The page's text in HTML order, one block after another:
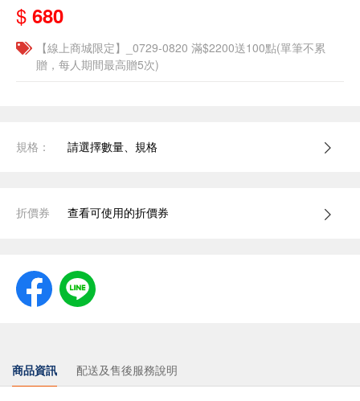
$ 680
【線上商城限定】_0729-0820 滿$2200送100點(單筆不累
贈，每人期間最高贈5次)
規格： 請選擇數量、規格
折價券 查看可使用的折價券
商品資訊 配送及售後服務說明